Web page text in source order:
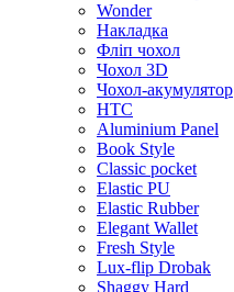
Wonder
Накладка
Фліп чохол
Чохол 3D
Чохол-акумулятор
HTC
Aluminium Panel
Book Style
Classic pocket
Elastic PU
Elastic Rubber
Elegant Wallet
Fresh Style
Lux-flip Drobak
Shaggy Hard